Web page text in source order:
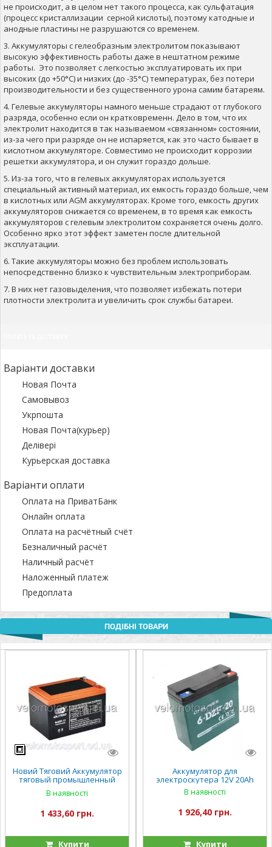
не происходит, а в целом нет такого процесса, как сульфатация
(процесс кристаллизации серной кислоты), поэтому катодные и
анодные пластины не разрушаются со временем.
3. Аккумуляторы с гелеобразным электролитом показывают
высокую эффективность работы даже в нештатном режиме
работы. Это позволяет с легкостью эксплуатировать их при
высоких (до +50°C) и низких (до -35°C) температурах, без потери
производительности и без существенного урона самим батареям.
4. Гелевые аккумуляторы намного меньше страдают от глубокого
разряда, особенно если он кратковременн. Дело в том, что их
электролит находится в так называемом «связанном» состоянии,
из-за чего при разряде он не испаряется, как это часто бывает в
кислотном аккумуляторе. Совместимо не происходит коррозии
решетки аккумулятора, и он служит гораздо дольше.
5. Из-за того, что в гелевых аккумуляторах используется
специальный активный материал, их емкость гораздо больше, чем
в кислотных или AGM аккумуляторах. Кроме того, емкость других
аккумуляторов снижается со временем, в то время как емкость
аккумуляторов с гелевым электролитом сохраняется очень долго.
Особенно ярко этот эффект заметен после длительной
эксплуатации.
6. Такие аккумуляторы можно без проблем использовать
непосредственно близко к чувствительным электроприборам.
7. В них нет газовыделения, что позволяет избежать потери
плотности электролита и увеличить срок службы батареи.
Варіанти доставки
Новая Почта
Самовывоз
Укрпошта
Новая Почта(курьер)
Делівері
Курьерская доставка
Варіанти оплати
Оплата на ПриватБанк
Онлайн оплата
Оплата на расчётный счёт
Безналичный расчёт
Наличный расчёт
Наложенный платеж
Предоплата
ПОДІБНІ ТОВАРИ
Новий Тяговий Аккумулятор
тяговый промышленный
OUTDO 12V 12Ah 6-DZF-13 (6-
DZM-13)
В наявності
1 433,60 грн.
Купити
Аккумулятор для
электроскутера 12V 20Ah
В наявності
1 926,40 грн.
Купити